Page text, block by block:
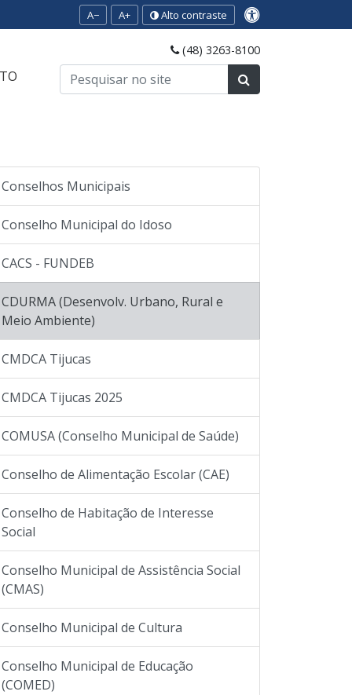
A− A+ Alto contraste
(48) 3263-8100
Conselhos Municipais
Conselho Municipal do Idoso
CACS - FUNDEB
CDURMA (Desenvolv. Urbano, Rural e
Meio Ambiente)
CMDCA Tijucas
CMDCA Tijucas 2025
COMUSA (Conselho Municipal de Saúde)
Conselho de Alimentação Escolar (CAE)
Conselho de Habitação de Interesse
Social
Conselho Municipal de Assistência Social
(CMAS)
Conselho Municipal de Cultura
Conselho Municipal de Educação
(COMED)